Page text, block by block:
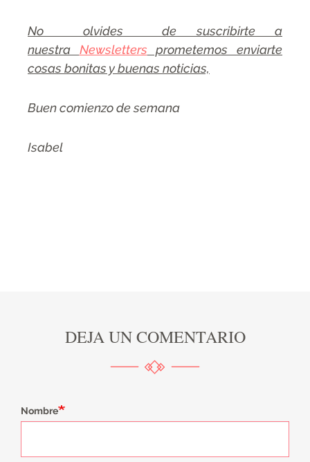
No olvides de suscribirte a
nuestra Newsletters prometemos enviarte
cosas bonitas y buenas noticias,
Buen comienzo de semana
Isabel
DEJA UN COMENTARIO
Nombre